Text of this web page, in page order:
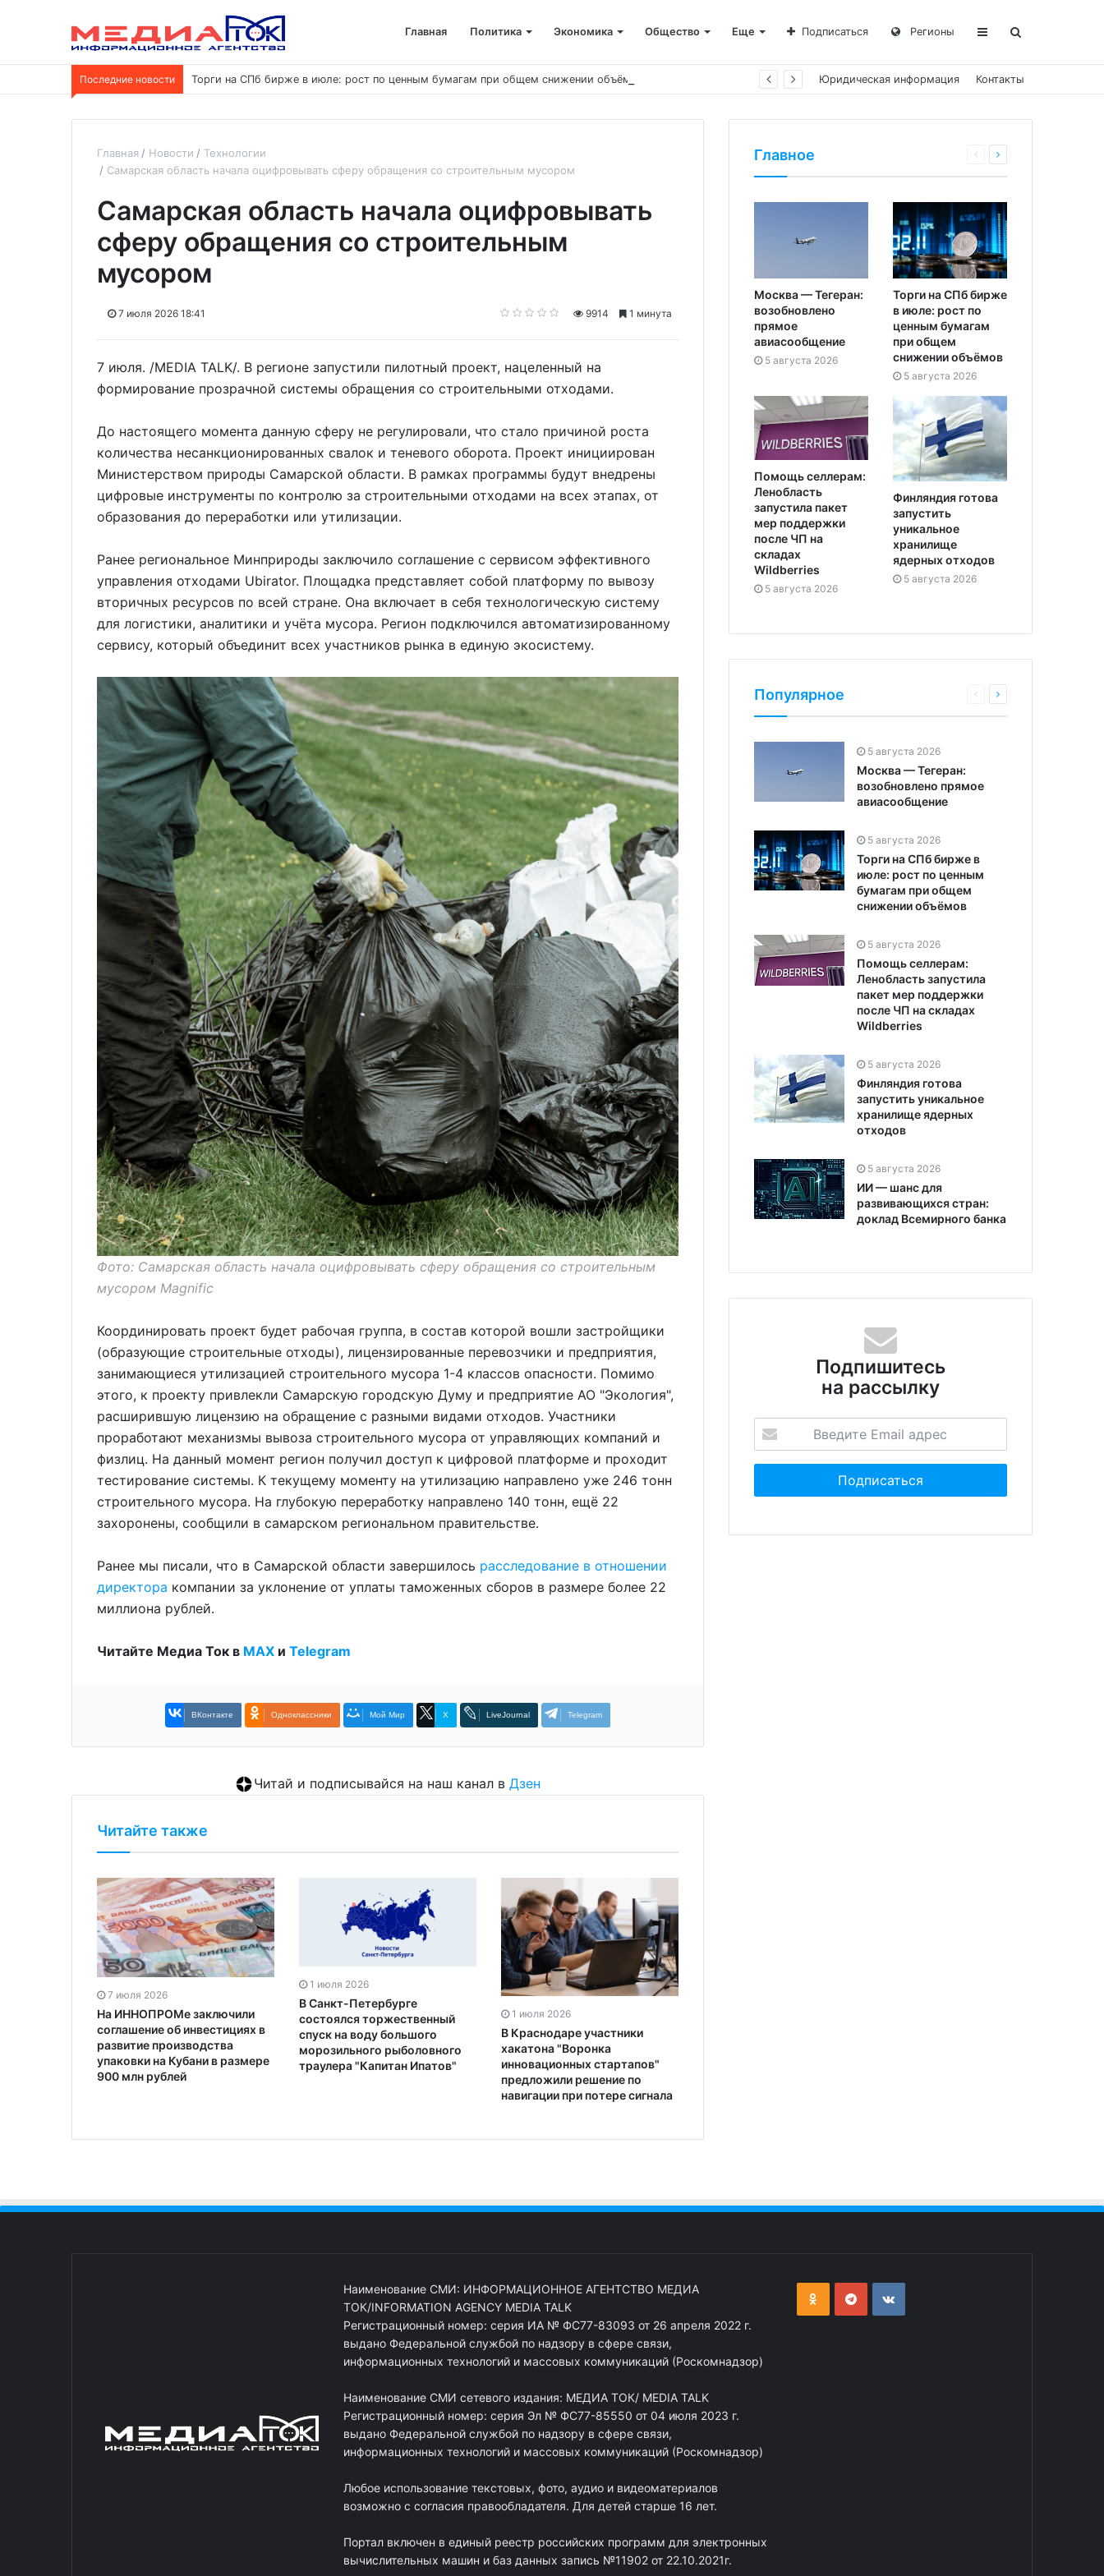
Главная Политика Экономика Общество Еще Подписаться Регионы
Последние новости Торги на СПб бирже в июле: рост по ценным бумагам при общем снижении объёмов Юридическая информация Контакты
Главная Новости
Технологии
Самарская область начала оцифровывать сферу обращения со строительным мусором
Самарская область начала оцифровывать
сферу обращения со строительным
мусором
7 июля 2026 18:41 9914 1 минута
7 июля. /MEDIA TALK/. В регионе запустили пилотный проект, нацеленный на
формирование прозрачной системы обращения со строительными отходами.
До настоящего момента данную сферу не регулировали, что стало причиной роста
количества несанкционированных свалок и теневого оборота. Проект инициирован
Министерством природы Самарской области. В рамках программы будут внедрены
цифровые инструменты по контролю за строительными отходами на всех этапах, от
образования до переработки или утилизации.
Ранее региональное Минприроды заключило соглашение с сервисом эффективного
управления отходами Ubirator. Площадка представляет собой платформу по вывозу
вторичных ресурсов по всей стране. Она включает в себя технологическую систему
для логистики, аналитики и учёта мусора. Регион подключился автоматизированному
сервису, который объединит всех участников рынка в единую экосистему.
Фото: Самарская область начала оцифровывать сферу обращения со строительным
мусором Magnific
Координировать проект будет рабочая группа, в состав которой вошли застройщики
(образующие строительные отходы), лицензированные перевозчики и предприятия,
занимающиеся утилизацией строительного мусора 1-4 классов опасности. Помимо
этого, к проекту привлекли Самарскую городскую Думу и предприятие АО "Экология",
расширившую лицензию на обращение с разными видами отходов. Участники
проработают механизмы вывоза строительного мусора от управляющих компаний и
физлиц. На данный момент регион получил доступ к цифровой платформе и проходит
тестирование системы. К текущему моменту на утилизацию направлено уже 246 тонн
строительного мусора. На глубокую переработку направлено 140 тонн, ещё 22
захоронены, сообщили в самарском региональном правительстве.
Ранее мы писали, что в Самарской области завершилось расследование в отношении
директора компании за уклонение от уплаты таможенных сборов в размере более 22
миллиона рублей.
Читайте Медиа Ток в МАХ и Telegram
ВКонтакте Одноклассники Мой Мир X LiveJournal Telegram
Читай и подписывайся на наш канал в Дзен
Читайте также
7 июля 2026
На ИННОПРОМе заключили
соглашение об инвестициях в
развитие производства
упаковки на Кубани в размере
900 млн рублей
1 июля 2026
В Санкт-Петербурге
состоялся торжественный
спуск на воду большого
морозильного рыболовного
траулера "Капитан Ипатов"
1 июля 2026
В Краснодаре участники
хакатона "Воронка
инновационных стартапов"
предложили решение по
навигации при потере сигнала
Главное
Москва — Тегеран:
возобновлено
прямое
авиасообщение
5 августа 2026
Торги на СПб бирже
в июле: рост по
ценным бумагам
при общем
снижении объёмов
5 августа 2026
Помощь селлерам:
Ленобласть
запустила пакет
мер поддержки
после ЧП на
складах
Wildberries
5 августа 2026
Финляндия готова
запустить
уникальное
хранилище
ядерных отходов
5 августа 2026
Популярное
5 августа 2026
Москва — Тегеран:
возобновлено прямое
авиасообщение
5 августа 2026
Торги на СПб бирже в
июле: рост по ценным
бумагам при общем
снижении объёмов
5 августа 2026
Помощь селлерам:
Ленобласть запустила
пакет мер поддержки
после ЧП на складах
Wildberries
5 августа 2026
Финляндия готова
запустить уникальное
хранилище ядерных
отходов
5 августа 2026
ИИ — шанс для
развивающихся стран:
доклад Всемирного банка
Подпишитесь
на рассылку
Наименование СМИ: ИНФОРМАЦИОННОЕ АГЕНТСТВО МЕДИА
ТОК/INFORMATION AGENCY MEDIA TALK
Регистрационный номер: серия ИА № ФС77-83093 от 26 апреля 2022 г.
выдано Федеральной службой по надзору в сфере связи,
информационных технологий и массовых коммуникаций (Роскомнадзор)
Наименование СМИ сетевого издания: МЕДИА ТОК/ MEDIA TALK
Регистрационный номер: серия Эл № ФС77-85550 от 04 июля 2023 г.
выдано Федеральной службой по надзору в сфере связи,
информационных технологий и массовых коммуникаций (Роскомнадзор)
Любое использование текстовых, фото, аудио и видеоматериалов
возможно с согласия правообладателя. Для детей старше 16 лет.
Портал включен в единый реестр российских программ для электронных
вычислительных машин и баз данных запись №11902 от 22.10.2021г.